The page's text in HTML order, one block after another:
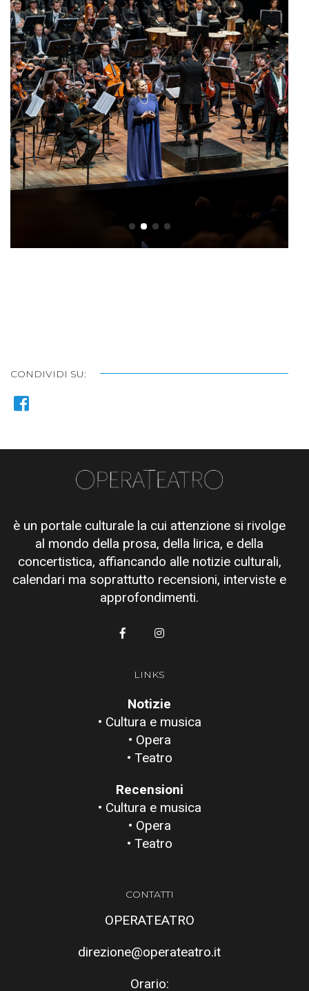
CONDIVIDI SU:
è un portale culturale la cui attenzione si rivolge
al mondo della prosa, della lirica, e della
concertistica, affiancando alle notizie culturali,
calendari ma soprattutto recensioni, interviste e
approfondimenti.
LINKS
Notizie
• Cultura e musica
• Opera
• Teatro
Recensioni
• Cultura e musica
• Opera
• Teatro
CONTATTI
OPERATEATRO
direzione@operateatro.it
Orario: